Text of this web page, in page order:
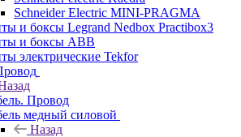
Schneider Electric MINI-PRAGMA
и боксы Legrand Nedbox Practibox3
и боксы ABB
электрические Tekfor
Провод
медный силовой
Назад